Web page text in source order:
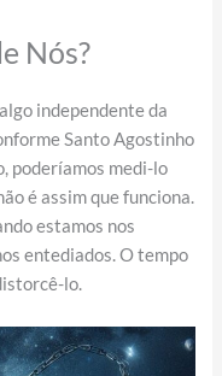
Nós?
independente da
Santo Agostinho
poderíamos medi-lo
é assim que funciona.
estamos nos
entediados. O tempo
lo.